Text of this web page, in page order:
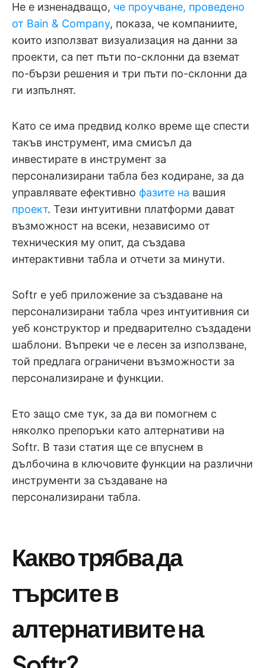
Не е изненадващо, че проучване, проведено
от Bain & Company, показа, че компаниите,
които използват визуализация на данни за
проекти, са пет пъти по-склонни да вземат
по-бързи решения и три пъти по-склонни да
ги изпълнят.
Като се има предвид колко време ще спести
такъв инструмент, има смисъл да
инвестирате в инструмент за
персонализирани табла без кодиране, за да
управлявате ефективно фазите на вашия
проект. Тези интуитивни платформи дават
възможност на всеки, независимо от
техническия му опит, да създава
интерактивни табла и отчети за минути.
Softr е уеб приложение за създаване на
персонализирани табла чрез интуитивния си
уеб конструктор и предварително създадени
шаблони. Въпреки че е лесен за използване,
той предлага ограничени възможности за
персонализиране и функции.
Ето защо сме тук, за да ви помогнем с
няколко препоръки като алтернативи на
Softr. В тази статия ще се впуснем в
дълбочина в ключовите функции на различни
инструменти за създаване на
персонализирани табла.
Какво трябва да
търсите в
алтернативите на